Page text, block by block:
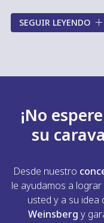
Durante toda su
evolucionando e
de climatización, la
moderna y de
SEGUIR LEYENDO
¡No
su
Desde nuestro
le ayudamos a
usted y a su idea
Weinsberg y